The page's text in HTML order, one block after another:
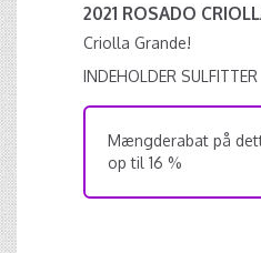
2021 ROSADO
Criolla Grande!
INDEHOLDER SULFITTER
Mængderabat på
op til 16 %